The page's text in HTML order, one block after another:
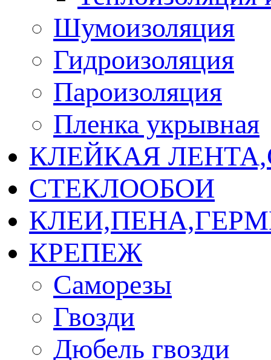
Шумоизоляция
Гидроизоляция
Пароизоляция
Пленка укрывная
КЛЕЙКАЯ
СТЕКЛООБОИ
КРЕПЕЖ
Саморезы
Гвозди
Дюбель гвозди